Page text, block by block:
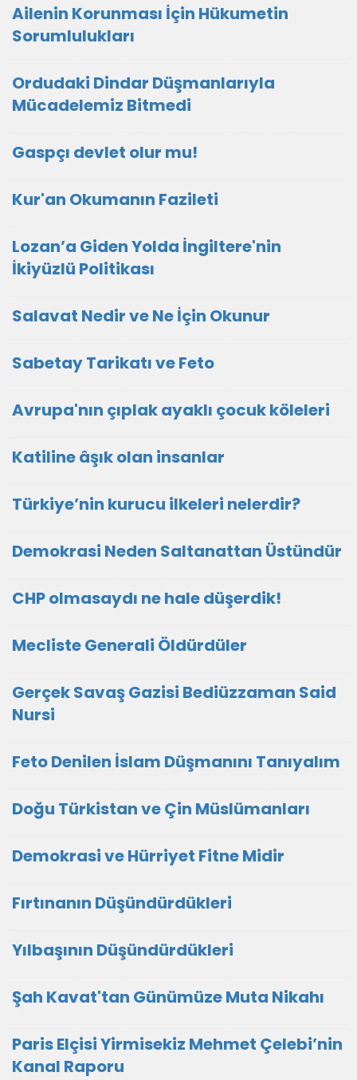
Ailenin Korunması İçin Hükumetin
Sorumlulukları
Ordudaki Dindar Düşmanlarıyla
Mücadelemiz Bitmedi
Gaspçı devlet olur mu!
Kur'an Okumanın Fazileti
Lozan’a Giden Yolda İngiltere'nin
İkiyüzlü Politikası
Salavat Nedir ve Ne İçin Okunur
Sabetay Tarikatı ve Feto
Avrupa'nın çıplak ayaklı çocuk köleleri
Katiline âşık olan insanlar
Türkiye’nin kurucu ilkeleri nelerdir?
Demokrasi Neden Saltanattan Üstündür
CHP olmasaydı ne hale düşerdik!
Mecliste Generali Öldürdüler
Gerçek Savaş Gazisi Bediüzzaman Said
Nursi
Feto Denilen İslam Düşmanını Tanıyalım
Doğu Türkistan ve Çin Müslümanları
Demokrasi ve Hürriyet Fitne Midir
Fırtınanın Düşündürdükleri
Yılbaşının Düşündürdükleri
Şah Kavat'tan Günümüze Muta Nikahı
Paris Elçisi Yirmisekiz Mehmet Çelebi’nin
Kanal Raporu